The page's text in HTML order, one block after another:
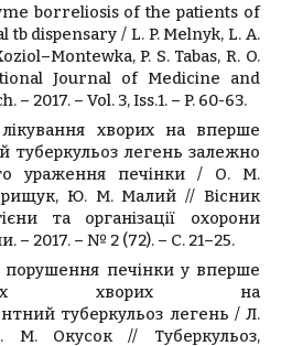
borreliosis of the patients of
dispensary / L. P. Melnyk, L. A.
P. S. Tabas, R. O.
Journal of Medicine and
– 2017. – Vol. 3, Iss.1. – P. 60-63.
хворих на вперше
туберкульоз легень залежно
ураження печінки / О. М.
Ю. М. Малий // Вісник
та організації охорони
– 2017. – № 2 (72). – С. 21–25.
порушення печінки у вперше
хворих на
туберкульоз легень / Л.
Окусок // Туберкульоз,